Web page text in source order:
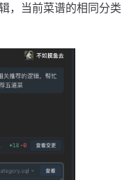
，当前菜谱的相同分类